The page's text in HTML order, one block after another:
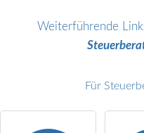
Name
Weiterführende
Für